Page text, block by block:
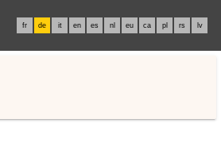
fr de it en es nl eu ca pl rs lv